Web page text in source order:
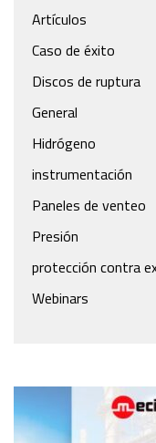
Artículos
Caso de éxito
Discos de ruptura
General
Hidrógeno
instrumentación
Paneles de venteo
Presión
protección contra
Webinars